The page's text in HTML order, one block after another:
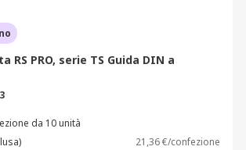
RS PRO, serie TS Guida DIN a
da 10 unità
21,36 €/confezione